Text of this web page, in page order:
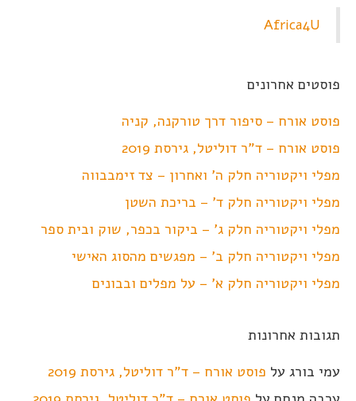
Africa4U
פוסטים אחרונים
פוסט אורח – סיפור דרך טורקנה, קניה
פוסט אורח – ד"ר דוליטל, גירסת 2019
מפלי ויקטוריה חלק ה' ואחרון – צד זימבבווה
מפלי ויקטוריה חלק ד' – בריכת השטן
מפלי ויקטוריה חלק ג' – ביקור בכפר, שוק ובית ספר
מפלי ויקטוריה חלק ב' – מפגשים מהסוג האישי
מפלי ויקטוריה חלק א' – על מפלים ובבונים
תגובות אחרונות
עמי בורג על פוסט אורח – ד"ר דוליטל, גירסת 2019